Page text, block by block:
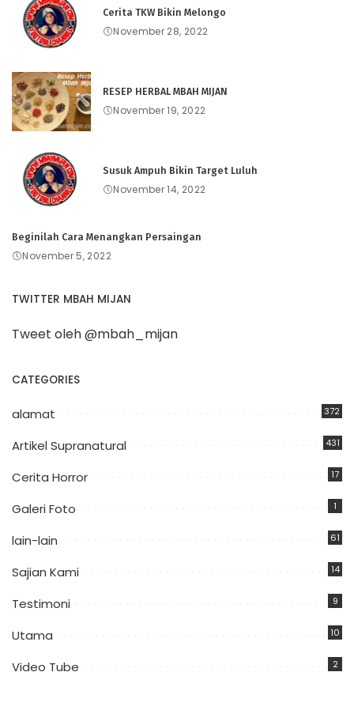
Cerita TKW Bikin Melongo
November 28, 2022
RESEP HERBAL MBAH MIJAN
November 19, 2022
Susuk Ampuh Bikin Target Luluh
November 14, 2022
Beginilah Cara Menangkan Persaingan
November 5, 2022
TWITTER MBAH MIJAN
Tweet oleh @mbah_mijan
CATEGORIES
alamat 372
Artikel Supranatural 431
Cerita Horror 17
Galeri Foto 1
lain-lain 61
Sajian Kami 14
Testimoni 9
Utama 10
Video Tube 2